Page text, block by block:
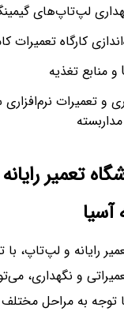
لپ‌تاپ‌های
کارگاه تعمیرات
و تعمیرات
تعمیر
آسیا
رایانه و لپ‌تاپ، با
و نگهداری،
توجه به مراحل